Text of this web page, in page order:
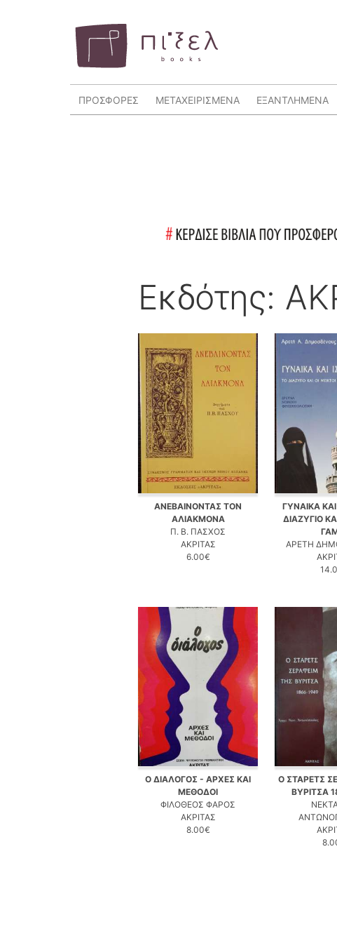
ΠΡΟΣΦΟΡΕΣ ΜΕΤΑΧΕΙΡΙΣΜΕΝΑ ΕΞΑΝΤΛΗΜΕΝΑ
Εκδότης:
ΑΝΕΒΑΙΝΟΝΤΑΣ ΤΟΝ
ΑΛΙΑΚΜΟΝΑ
Π. Β. ΠΑΣΧΟΣ
ΑΚΡΙΤΑΣ
6.00€
ΓΥΝΑΙΚΑ
ΔΙΑΖΥΓΙΟ
ΑΡΕΤΗ
Ο ΔΙΑΛΟΓΟΣ - ΑΡΧΕΣ ΚΑΙ
ΜΕΘΟΔΟΙ
ΦΙΛΟΘΕΟΣ ΦΑΡΟΣ
ΑΚΡΙΤΑΣ
8.00€
Ο ΣΤΑΡΕΤΣ
ΒΥΡΙΤΣΑ